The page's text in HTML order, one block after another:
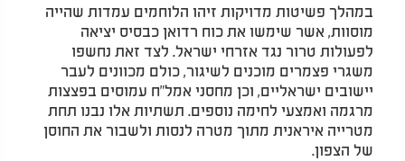
במהלך פשיטות מדויקות זיהו הלוחמים עמדות שהייה
מוסוות, אשר שימשו את כוח רדואן כבסיס יציאה
לפעולות טרור נגד אזרחי ישראל. לצד זאת נחשפו
משגרי פצמרים מוכנים לשיגור, כולם מכוונים לעבר
יישובים ישראליים, וכן מחסני אמל"ח עמוסים בפצצות
מרגמה ואמצעי לחימה נוספים. תשתיות אלו נבנו תחת
מטרייה איראנית מתוך מטרה לנסות ולשבור את החוסן
של הצפון.​